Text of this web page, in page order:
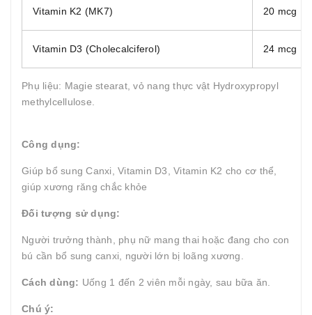
Vitamin K2 (MK7) 20 mcg
Vitamin D3 (Cholecalciferol) 24 mcg
Phụ liệu: Magie stearat, vỏ nang thực vật Hydroxypropyl
methylcellulose.
Công dụng:
Giúp bổ sung Canxi, Vitamin D3, Vitamin K2 cho cơ thể,
giúp xương răng chắc khỏe
Đối tượng sử dụng:
Người trưởng thành, phụ nữ mang thai hoặc đang cho con
bú cần bổ sung canxi, người lớn bị loãng xương.
Cách dùng: Uống 1 đến 2 viên mỗi ngày, sau bữa ăn.
Chú ý: